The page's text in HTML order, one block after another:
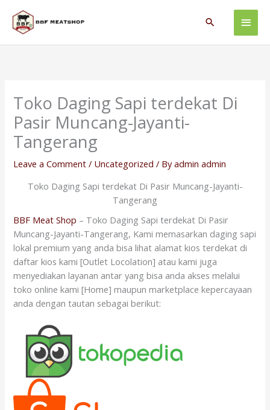
content
Main
Search
Toko Daging Sapi terdekat Di
Pasir Muncang-Jayanti-
Tangerang
Leave a Comment / Uncategorized / Byadmin admin
Toko Daging Sapi terdekat Di Pasir Muncang-Jayanti-
Tangerang
BBF Meat Shop – Toko Daging Sapi terdekat Di Pasir
Muncang-Jayanti-Tangerang, Kami memasarkan daging sapi
lokal premium yang anda bisa lihat alamat kios terdekat di
daftar kios kami [Outlet Locolation] atau kami juga
menyediakan layanan antar yang bisa anda akses melalui
toko online kami [Home] maupun marketplace kepercayaan
anda dengan tautan sebagai berikut: